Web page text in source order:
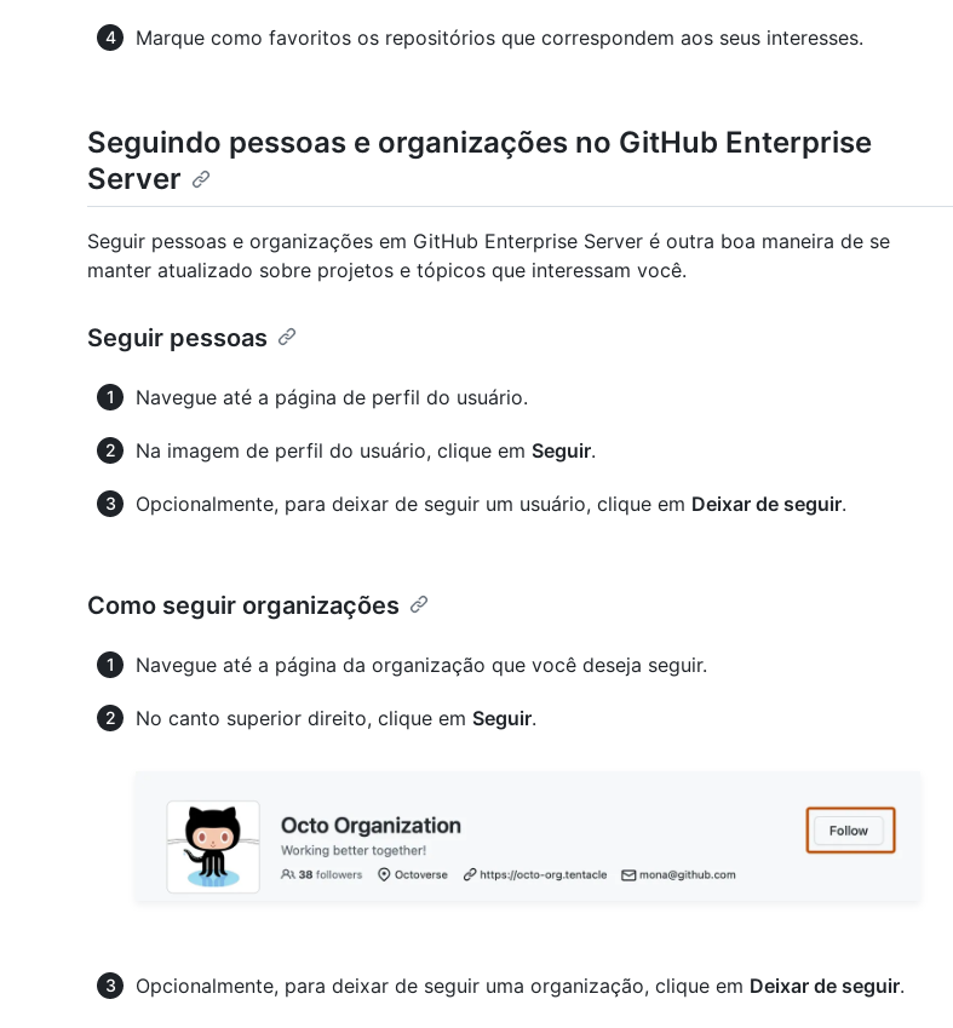
Marque como favoritos os repositórios que correspondem aos seus interesses.
Seguindo pessoas e organizações no GitHub Enterprise
Server
Seguir pessoas e organizações em GitHub Enterprise Server é outra boa maneira de se
manter atualizado sobre projetos e tópicos que interessam você.
Seguir pessoas
Navegue até a página de perfil do usuário.
Na imagem de perfil do usuário, clique em Seguir.
Opcionalmente, para deixar de seguir um usuário, clique em Deixar de seguir.
Como seguir organizações
Navegue até a página da organização que você deseja seguir.
No canto superior direito, clique em Seguir.
Opcionalmente, para deixar de seguir uma organização, clique em Deixar de seguir.